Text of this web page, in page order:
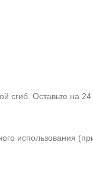
сгиб. Оставьте на 24
использования